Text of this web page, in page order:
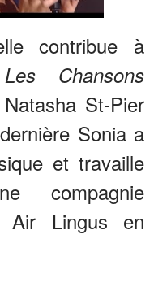
contribue à
Les Chansons
St-Pier
Sonia a
et travaille
compagnie
Air Lingus en